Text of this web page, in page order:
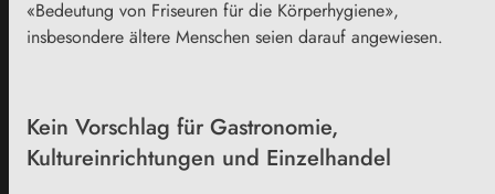
«Bedeutung von Friseuren für die Körperhygiene»,
insbesondere ältere Menschen seien darauf angewiesen.
Kein Vorschlag für Gastronomie,
Kultureinrichtungen und Einzelhandel